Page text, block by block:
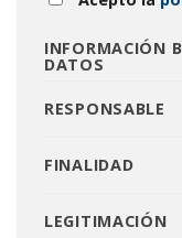
INFORMACIÓN
DATOS
RESPONSABLE
FINALIDAD
LEGITIMACIÓN